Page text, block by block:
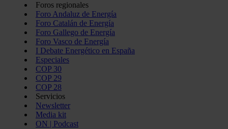
Foros regionales
Foro Andaluz de Energía
Foro Catalán de Energía
Foro Gallego de Energía
Foro Vasco de Energía
I Debate Energético en España
Especiales
COP 30
COP 29
COP 28
Servicios
Newsletter
Media kit
ON | Podcast